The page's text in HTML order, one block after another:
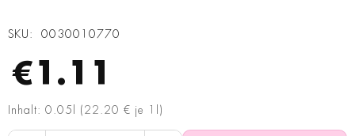
SKU 0030010770
€1.11
Inhalt: 0.05l (22.20 € je 1l)
springen